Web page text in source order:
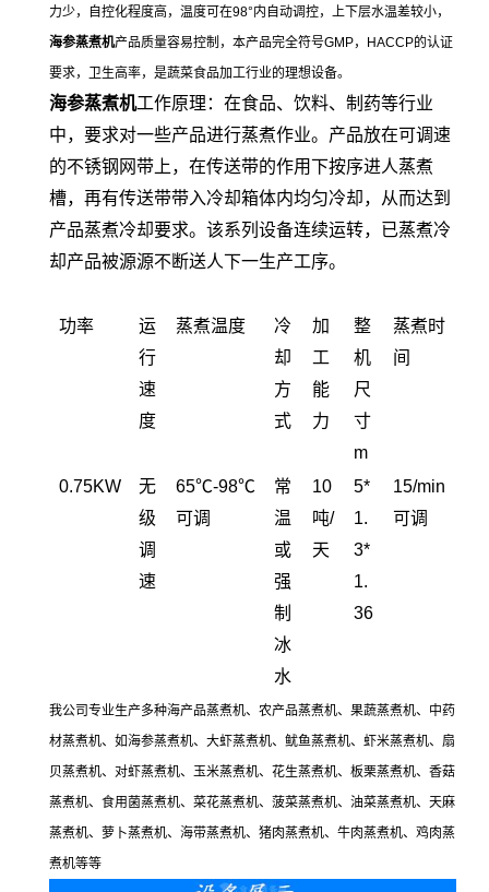
力少，自控化程度高，温度可在98°内自动调控，上下层水温差较小，
海参蒸煮机产品质量容易控制，本产品完全符号GMP，HACCP的认证
要求，卫生高率，是蔬菜食品加工行业的理想设备。
海参蒸煮机工作原理：在食品、饮料、制药等行业
中，要求对一些产品进行蒸煮作业。产品放在可调速
的不锈钢网带上，在传送带的作用下按序进人蒸煮
槽，再有传送带带入冷却箱体内均匀冷却，从而达到
产品蒸煮冷却要求。该系列设备连续运转，已蒸煮冷
却产品被源源不断送人下一生产工序。
功率
运
行
速
度
蒸煮温度
冷
却
方
式
加
工
能
力
整
机
尺
寸
m
蒸煮时
间
0.75KW
无
级
调
速
65℃-98℃
可调
常
温
或
强
制
冰
水
10
吨/
天
5*
1.
3*
1.
36
15/min
可调
我公司专业生产多种海产品蒸煮机、农产品蒸煮机、果蔬蒸煮机、中药
材蒸煮机、如海参蒸煮机、大虾蒸煮机、鱿鱼蒸煮机、虾米蒸煮机、扇
贝蒸煮机、对虾蒸煮机、玉米蒸煮机、花生蒸煮机、板栗蒸煮机、香菇
蒸煮机、食用菌蒸煮机、菜花蒸煮机、菠菜蒸煮机、油菜蒸煮机、天麻
蒸煮机、萝卜蒸煮机、海带蒸煮机、猪肉蒸煮机、牛肉蒸煮机、鸡肉蒸
煮机等等